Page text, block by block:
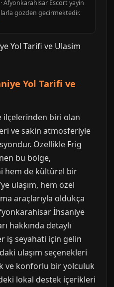
· Afyonkarahisar Escort yayin
gozden gecirmektedir.
Yol Tarifi ve
ilçelerinden biri olan
ve sakin atmosferiyle
Özellikle Frig
bu bölge,
hem de kültürel bir
ulaşım, hem özel
araçlarıyla oldukça
İhsaniye
hakkında detaylı
iş seyahati için gelin
ulaşım seçenekleri
ve konforlu bir yolculuk
lokal destek içerikleri